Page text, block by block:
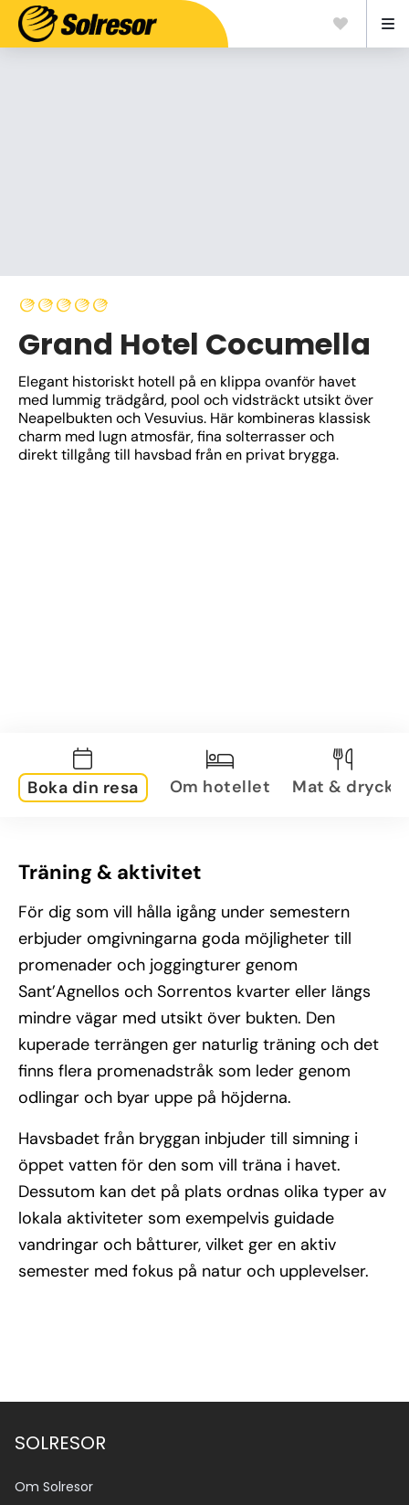
Grand Hotel Cocumella
Elegant historiskt hotell på en klippa ovanför havet
med lummig trädgård, pool och vidsträckt utsikt över
Neapelbukten och Vesuvius. Här kombineras klassisk
charm med lugn atmosfär, fina solterrasser och
direkt tillgång till havsbad från en privat brygga.
Boka din resa Om hotellet Mat & dryck
Träning & aktivitet
För dig som vill hålla igång under semestern
erbjuder omgivningarna goda möjligheter till
promenader och joggingturer genom
Sant’Agnellos och Sorrentos kvarter eller längs
mindre vägar med utsikt över bukten. Den
kuperade terrängen ger naturlig träning och det
finns flera promenadstråk som leder genom
odlingar och byar uppe på höjderna.
Havsbadet från bryggan inbjuder till simning i
öppet vatten för den som vill träna i havet.
Dessutom kan det på plats ordnas olika typer av
lokala aktiviteter som exempelvis guidade
vandringar och båtturer, vilket ger en aktiv
semester med fokus på natur och upplevelser.
SOLRESOR
Om Solresor